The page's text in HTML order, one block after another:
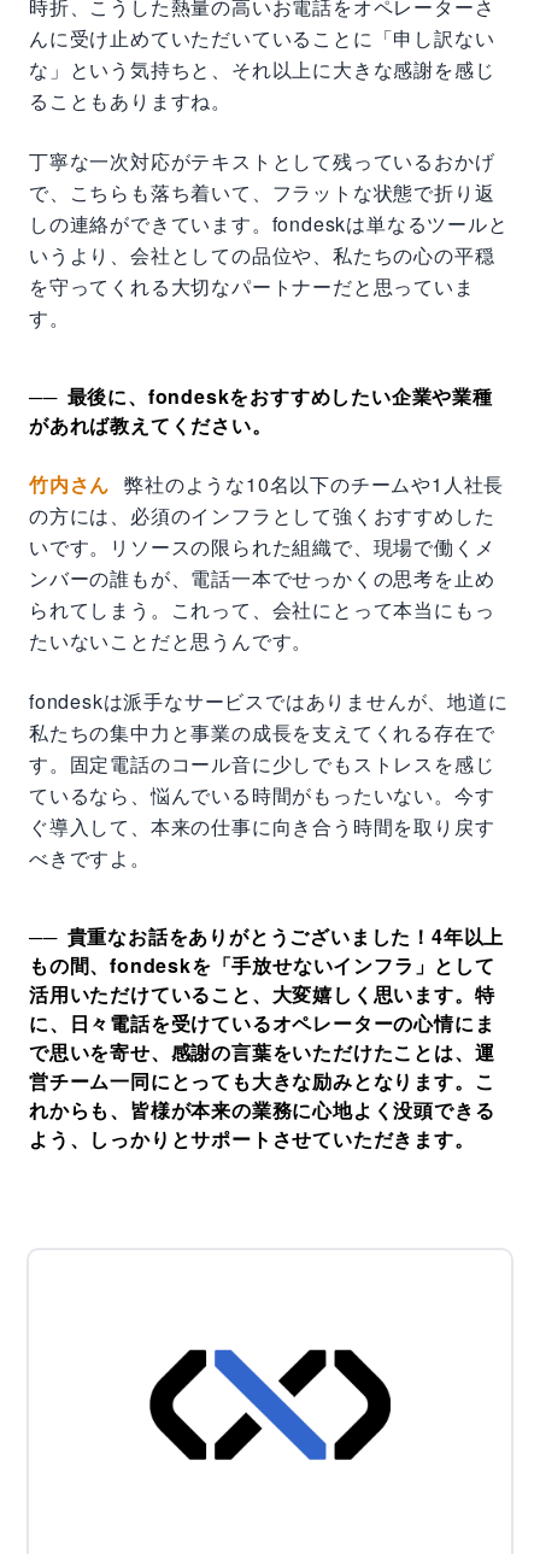
時折、こうした熱量の高いお電話をオペレーターさ
んに受け止めていただいていることに「申し訳ない
な」という気持ちと、それ以上に大きな感謝を感じ
ることもありますね。
丁寧な一次対応がテキストとして残っているおかげ
で、こちらも落ち着いて、フラットな状態で折り返
しの連絡ができています。fondeskは単なるツールと
いうより、会社としての品位や、私たちの心の平穏
を守ってくれる大切なパートナーだと思っていま
す。
最後に、fondeskをおすすめしたい企業や業種
があれば教えてください。
竹内さん 弊社のような10名以下のチームや1人社長
の方には、必須のインフラとして強くおすすめした
いです。リソースの限られた組織で、現場で働くメ
ンバーの誰もが、電話一本でせっかくの思考を止め
られてしまう。これって、会社にとって本当にもっ
たいないことだと思うんです。
fondeskは派手なサービスではありませんが、地道に
私たちの集中力と事業の成長を支えてくれる存在で
す。固定電話のコール音に少しでもストレスを感じ
ているなら、悩んでいる時間がもったいない。今す
ぐ導入して、本来の仕事に向き合う時間を取り戻す
べきですよ。
貴重なお話をありがとうございました！4年以上
もの間、fondeskを「手放せないインフラ」として
活用いただけていること、大変嬉しく思います。特
に、日々電話を受けているオペレーターの心情にま
で思いを寄せ、感謝の言葉をいただけたことは、運
営チーム一同にとっても大きな励みとなります。こ
れからも、皆様が本来の業務に心地よく没頭できる
よう、しっかりとサポートさせていただきます。